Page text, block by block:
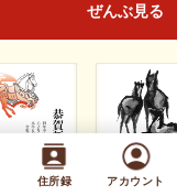
住所録 アカウント
ぜんぶ見る